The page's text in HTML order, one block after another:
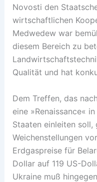
Novosti den
wirtschaftlichen
Medwedew war
diesem Bereich zu
Qualität und hat
Dem Treffen, das
eine »Renaissance«
Staaten einleiten soll,
Weichenstellungen
Erdgaspreise für
Dollar auf 119 US-
Ukraine muß